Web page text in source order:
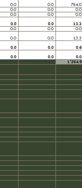
0.0 0.0 794.0
0.0 0.0 0.0
0.0 0.0 0.0
0.0 0.0 13.3
0.0 0.0 0.0
0.0 0.0 13.3
0.0 0.0 0.6
0.0 0.0 0.0
1’264.9